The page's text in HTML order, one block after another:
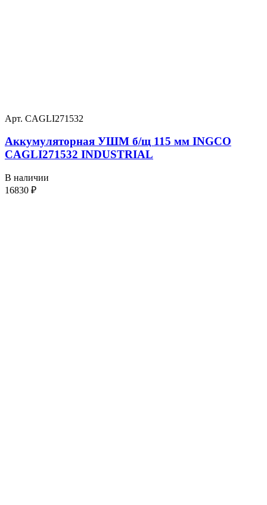
Арт. CAGLI271532
Аккумуляторная УШМ б/щ 115 мм INGCO
CAGLI271532 INDUSTRIAL
В наличии
16830 ₽